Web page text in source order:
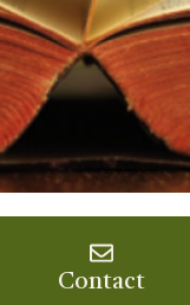
Contact